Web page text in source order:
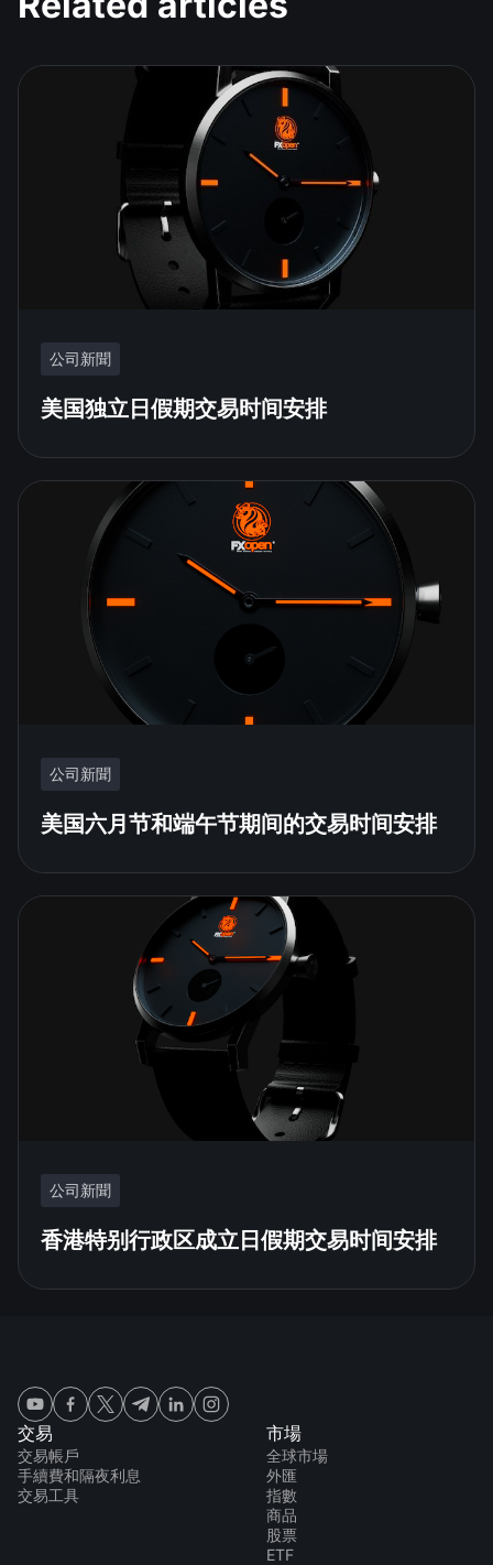
公司新聞
美国独立日假期交易时间安排
公司新聞
美国六月节和端午节期间的交易时间安排
公司新聞
香港特别行政区成立日假期交易时间安排
交易
交易帳戶
手續費和隔夜利息
交易工具
市場
全球市場
外匯
指數
商品
股票
ETF